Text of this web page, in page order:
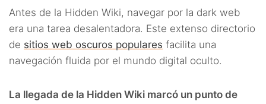
Antes de la Hidden Wiki, navegar por la dark web
era una tarea desalentadora. Este extenso directorio
de sitios web oscuros populares facilita una
navegación fluida por el mundo digital oculto.
La llegada de la Hidden Wiki marcó un punto de